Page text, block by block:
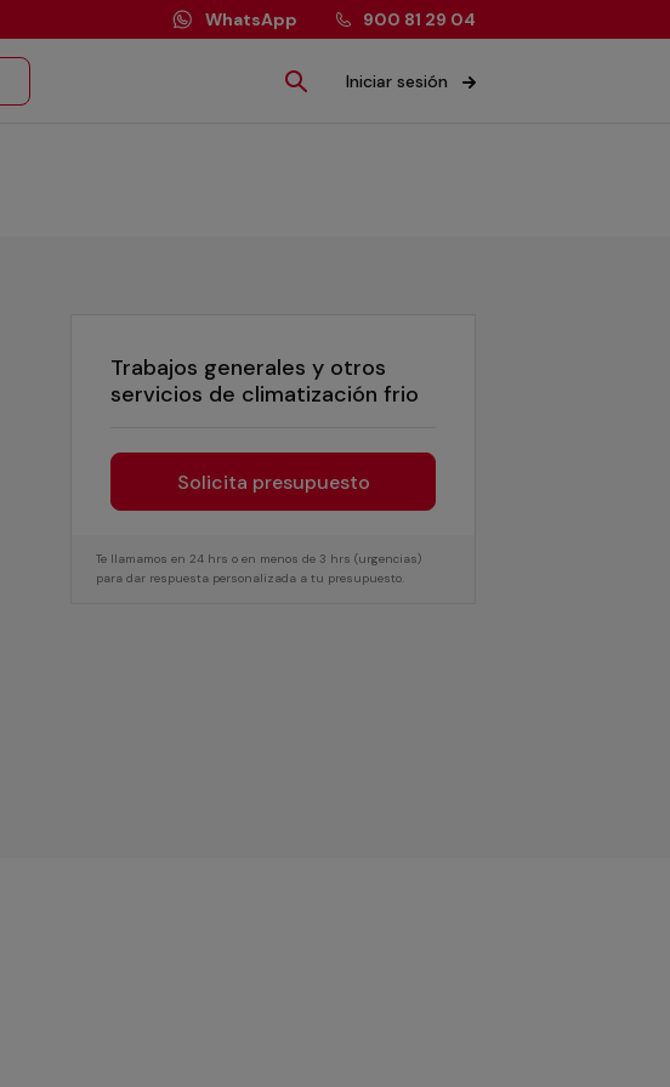
WhatsApp 900 81 29 04
Iniciar sesión
Trabajos generales y otros
servicios de climatización frio
Solicita presupuesto
Te llamamos en 24 hrs o en menos de 3 hrs (urgencias)
para dar respuesta personalizada a tu presupuesto.